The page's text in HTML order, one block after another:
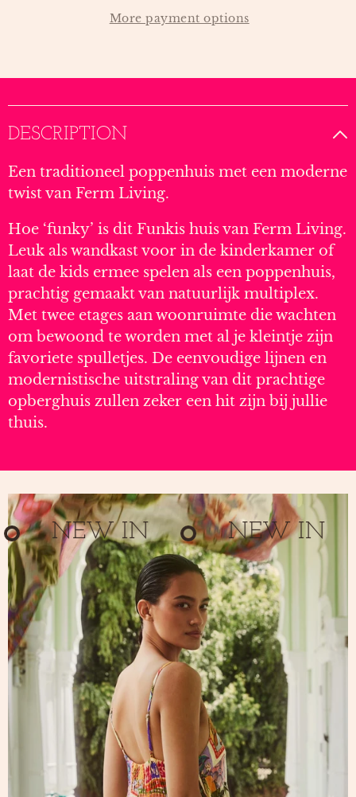
More payment options
DESCRIPTION
Een traditioneel poppenhuis met een moderne
twist van Ferm Living.
Hoe ‘funky’ is dit Funkis huis van Ferm Living.
Leuk als wandkast voor in de kinderkamer of
laat de kids ermee spelen als een poppenhuis,
prachtig gemaakt van natuurlijk multiplex.
Met twee etages aan woonruimte die wachten
om bewoond te worden met al je kleintje zijn
favoriete spulletjes. De eenvoudige lijnen en
modernistische uitstraling van dit prachtige
opberghuis zullen zeker een hit zijn bij jullie
thuis.
NEW IN NEW IN